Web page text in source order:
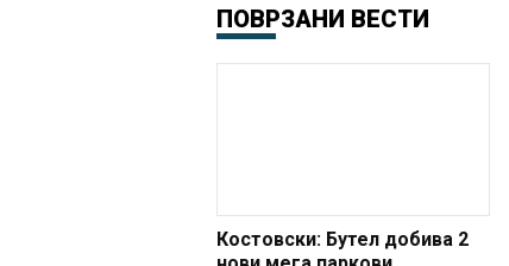
ПОВРЗАНИ ВЕСТИ
Костовски: Бутел добива 2